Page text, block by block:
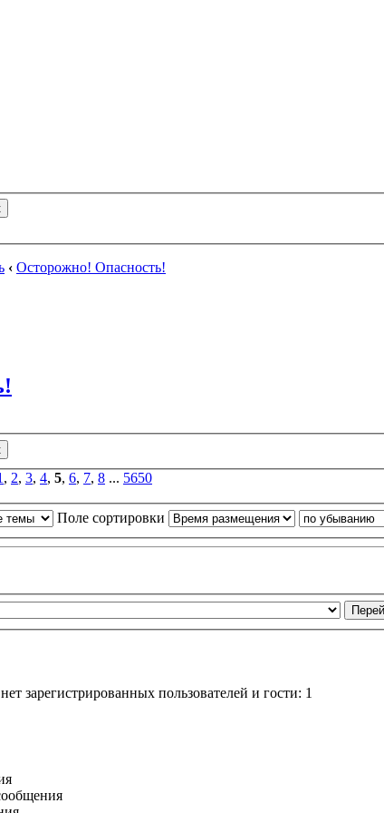
‹ Осторожно! Опасность!
, 2, 3, 4, 5, 6, 7, 8 ... 5650
Поле сортировки
зарегистрированных пользователей и гости: 1